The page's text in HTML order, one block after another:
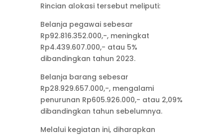
Rincian alokasi tersebut meliputi:
Belanja pegawai sebesar
Rp92.816.352.000,-, meningkat
Rp4.439.607.000,- atau 5%
dibandingkan tahun 2023.
Belanja barang sebesar
Rp28.929.657.000,-, mengalami
penurunan Rp605.926.000,- atau 2,09%
dibandingkan tahun sebelumnya.
Melalui kegiatan ini, diharapkan